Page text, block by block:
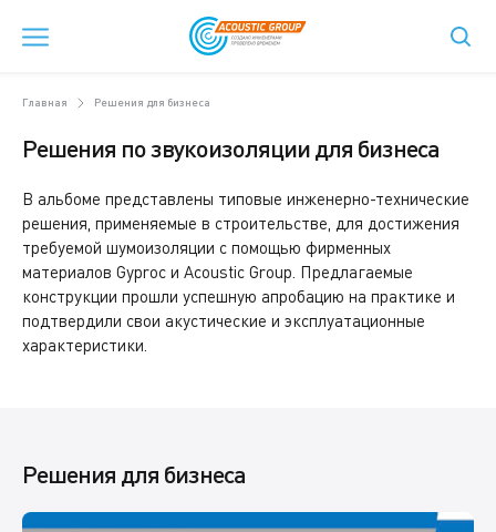
Главная Решения для бизнеса
Решения по звукоизоляции для бизнеса
В альбоме представлены типовые инженерно-технические
решения, применяемые в строительстве, для достижения
требуемой шумоизоляции с помощью фирменных
материалов Gyproc и Acoustic Group. Предлагаемые
конструкции прошли успешную апробацию на практике и
подтвердили свои акустические и эксплуатационные
характеристики.
Решения для бизнеса